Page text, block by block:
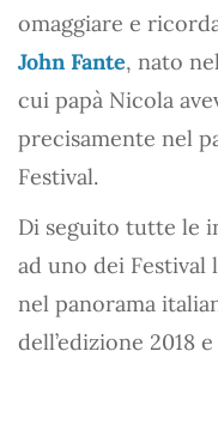
omaggiare e
John Fante, nato
cui papà Nicola
precisamente nel
Festival.
Di seguito tutte le
ad uno dei
nel panorama
dell’edizione 2018